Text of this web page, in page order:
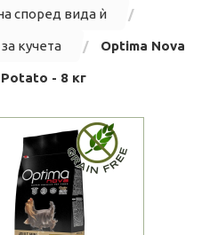
според вида ѝ
кучета Optima Nova
- 8 кг